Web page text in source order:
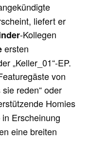
liefert er
-Kollegen
ersten
„Keller_01“-EP.
von
sie reden“ oder
Homies
in Erscheinung
eine breiten